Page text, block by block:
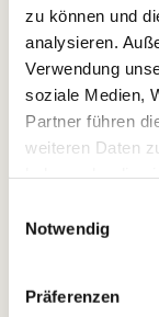
zu können und
analysieren.
Verwendung
soziale Medien,
Partner führen
weiteren Daten
Notwendig
Präferenzen
Das Pflanzenwachs
Kerzengießers
Stück für Stück wird